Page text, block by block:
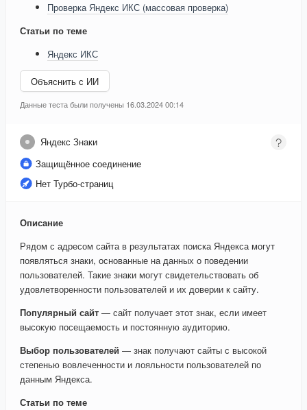
Проверка Яндекс ИКС (массовая проверка)
Статьи по теме
Яндекс ИКС
Объяснить с ИИ
Данные теста были получены 16.03.2024 00:14
Яндекс Знаки
Защищённое соединение
Нет Турбо-страниц
Описание
Рядом с адресом сайта в результатах поиска Яндекса могут
появляться знаки, основанные на данных о поведении
пользователей. Такие знаки могут свидетельствовать об
удовлетворенности пользователей и их доверии к сайту.
Популярный сайт — сайт получает этот знак, если имеет
высокую посещаемость и постоянную аудиторию.
Выбор пользователей — знак получают сайты с высокой
степенью вовлеченности и лояльности пользователей по
данным Яндекса.
Статьи по теме